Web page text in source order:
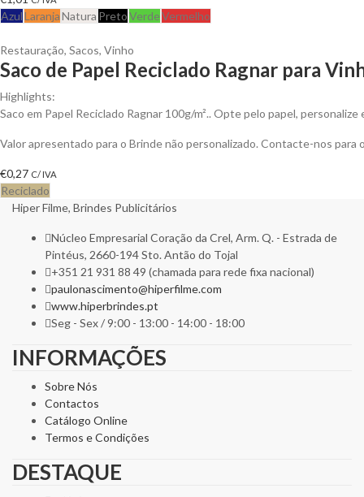
AzulLaranjaNatura PretoVerdeVermelho
Restauração, Sacos, Vinho
Saco de Papel Reciclado Ragnar para
Highlights:
Saco em Papel Reciclado Ragnar 100g/m².. Opte pelo papel,
Valor apresentado para o Brinde não personalizado. Contacte-nos
€0,27 C/ IVA
Reciclado
Hiper Filme, Brindes Publicitários
Núcleo Empresarial Coração da Crel, Arm. Q. - Estrada de
Pintéus, 2660-194 Sto. Antão do Tojal
+351 21 931 88 49 (chamada para rede fixa nacional)
paulonascimento@hiperfilme.com
www.hiperbrindes.pt
Seg - Sex / 9:00 - 13:00 - 14:00 - 18:00
INFORMAÇÕES
Sobre Nós
Contactos
Catálogo Online
Termos e Condições
DESTAQUE